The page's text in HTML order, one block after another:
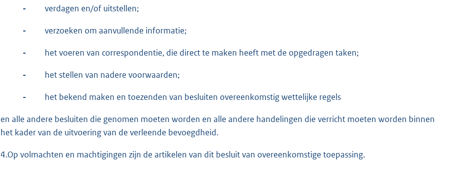
- verdagen en/of uitstellen;
- verzoeken om aanvullende informatie;
- het voeren van correspondentie, die direct te maken heeft met de opgedragen taken;
- het stellen van nadere voorwaarden;
- het bekend maken en toezenden van besluiten overeenkomstig wettelijke regels
en alle andere besluiten die genomen moeten worden en alle andere handelingen die verricht moeten worden binnen
het kader van de uitvoering van de verleende bevoegdheid.
4.Op volmachten en machtigingen zijn de artikelen van dit besluit van overeenkomstige toepassing.